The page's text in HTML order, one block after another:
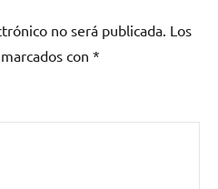
no será publicada. Los
con *